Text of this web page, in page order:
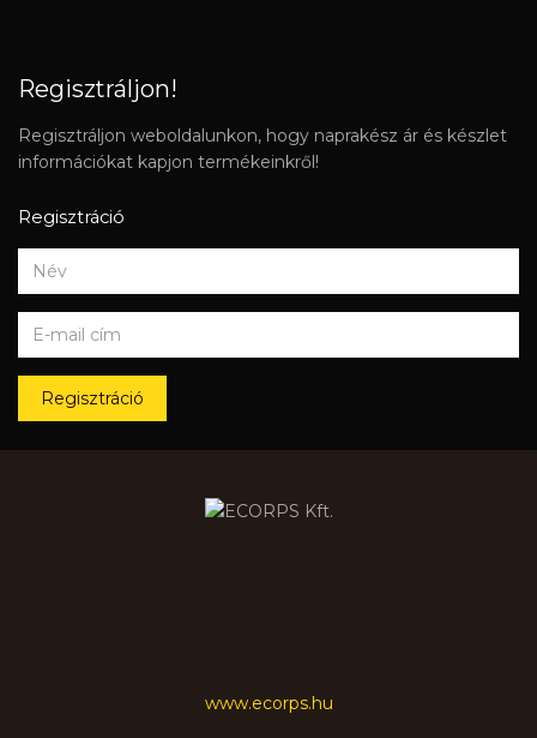
Regisztráljon!
Regisztráljon weboldalunkon, hogy naprakész ár és készlet
információkat kapjon termékeinkről!
Regisztráció
Regisztráció
www.ecorps.hu